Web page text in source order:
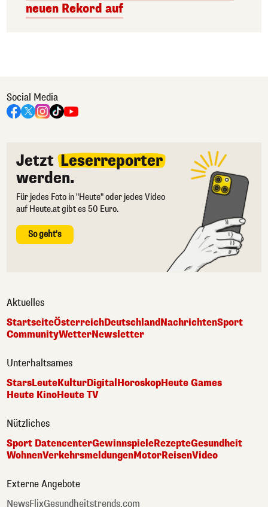
neuen Rekord auf
Social Media
Jetzt Leserreporter
werden.
Für jedes Foto in "Heute" oder jedes Video
auf Heute.at gibt es 50 Euro.
So geht's
Aktuelles
StartseiteÖsterreichDeutschlandNachrichtenSport
CommunityWetterNewsletter
Unterhaltsames
StarsLeuteKulturDigital HoroskopHeute Games
Heute KinoHeute TV
Nützliches
Sport DatencenterGewinnspieleRezepteGesundheit
WohnenVerkehrsmeldungenMotorReisenVideo
Externe Angebote
NewsFlixGesundheitstrends.com